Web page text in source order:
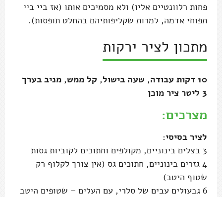
פחות רלוונטיים אליו) ולא מסמיכים אותו (אז ביי ביי
תפוחי אדמה, למרות שקליפותיהם בהחלט תופסות).
מתכון לציר ירקות
10 דקות עבודה, שעה בישול, קל ממש, מניב בערך
3 ליטר ציר מוכן
מצרכים:
לציר בסיסי:
3 בצלים בינוניים, מקולפים וחתוכים לקוביות גסות
4 גזרים בינוניים, חתוכים גס (אין צורך לקלוף רק
שטוף היטב)
6 גבעולים עבים של סלרי, עם העלים – שטופים היטב